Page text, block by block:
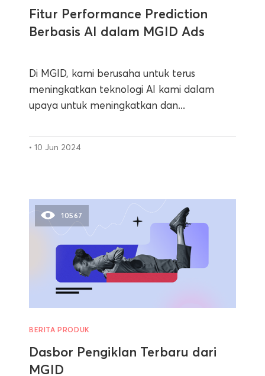
Fitur Performance Prediction
Berbasis AI dalam MGID Ads
Di MGID, kami berusaha untuk terus
meningkatkan teknologi AI kami dalam
upaya untuk meningkatkan dan...
• 10 Jun 2024
10567
BERITA PRODUK
Dasbor Pengiklan Terbaru dari
MGID